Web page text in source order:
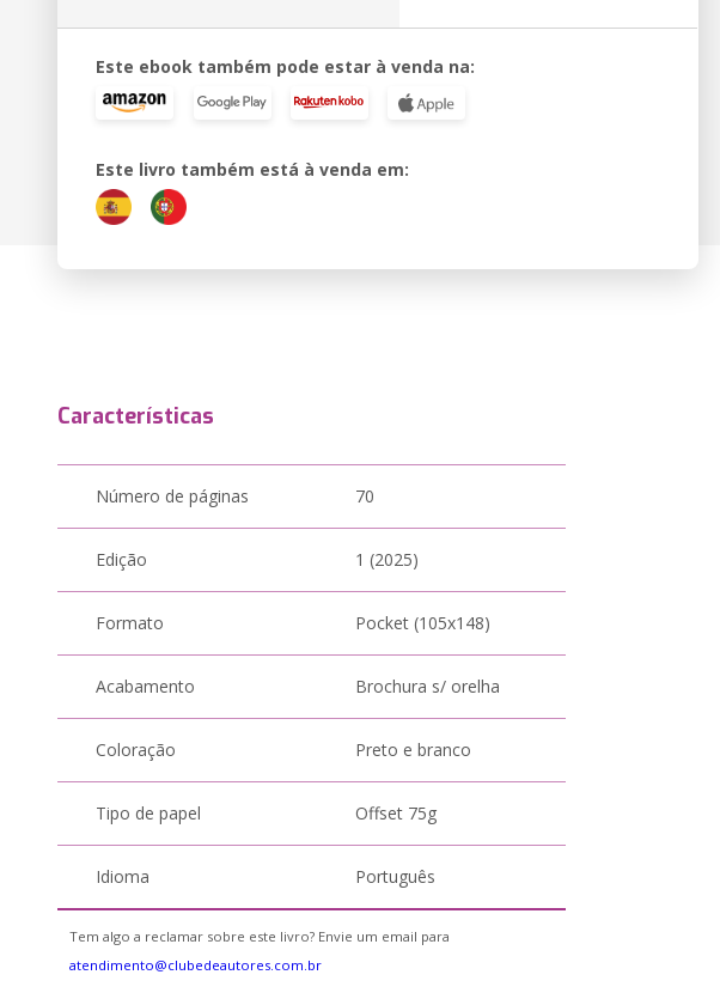
Este ebook também pode estar à venda na:
Este livro também está à venda em:
Características
Número de páginas 70
Edição 1 (2025)
Formato Pocket (105x148)
Acabamento Brochura s/ orelha
Coloração Preto e branco
Tipo de papel Offset 75g
Idioma Português
Tem algo a reclamar sobre este livro? Envie um email para
atendimento@clubedeautores.com.br